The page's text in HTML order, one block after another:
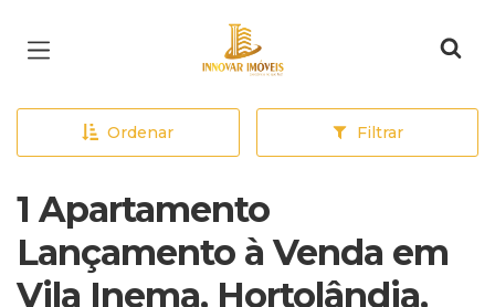
Página inicial
Ordenar Filtrar
1 Apartamento
Lançamento à Venda em
Vila Inema, Hortolândia,